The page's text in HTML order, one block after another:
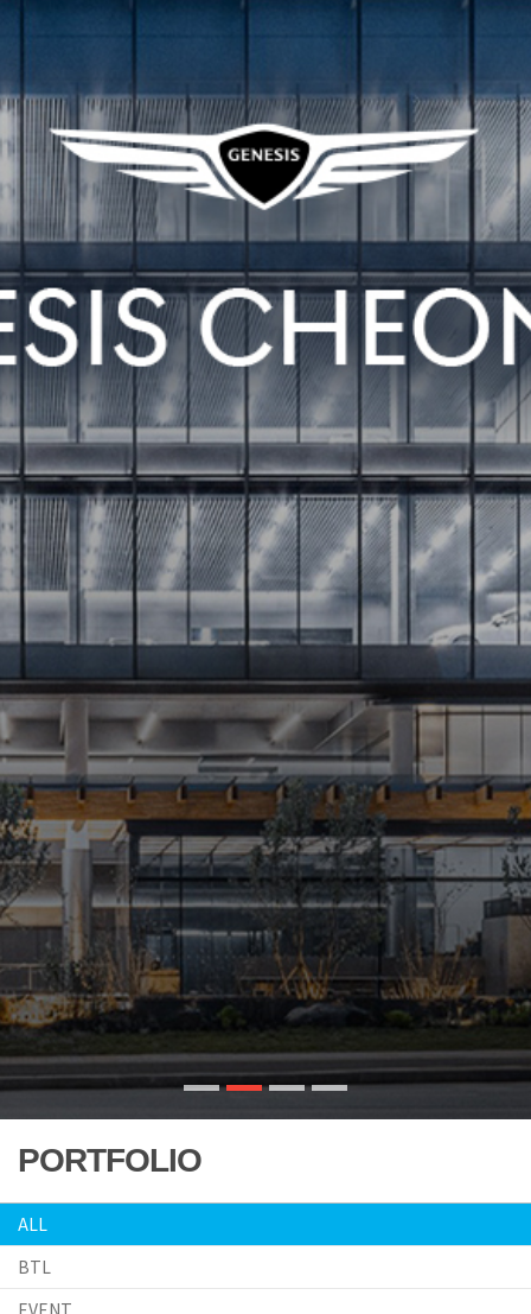
PORTFOLIO
ALL
BTL
EVENT